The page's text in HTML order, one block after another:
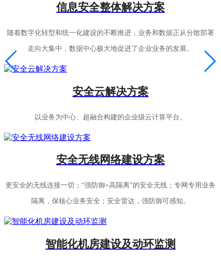
信息安全整体解决方案
随着数字化转型和统一化建设的不断推进，业务和数据正从分散部署
走向大集中，数据中心极大地促进了企业业务的发展。
安全云解决方案
以业务为中心、超融合构建的企业级云计算平台。
安全无线网络建设方案
更安全的无线连接一切；“强防御+高隔离”的安全无线；专网专用业务
隔离，保核心业务安全；安全雷达，强防御可感知。
智能化机房建设及动环监测